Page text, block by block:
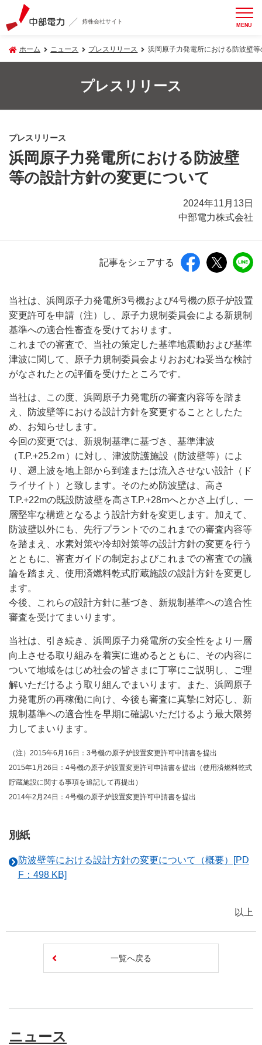
持株会社サイト MENU
ホーム ニュース プレスリリース 浜岡原子力発電所における防波壁
プレスリリース
プレスリリース
浜岡原子力発電所における防波壁
等の設計方針の変更について
2024年11月13日
中部電力株式会社
記事をシェアする
当社は、浜岡原子力発電所3号機および4号機の原子炉設置
変更許可を申請（注）し、原子力規制委員会による新規制
基準への適合性審査を受けております。
これまでの審査で、当社の策定した基準地震動および基準
津波に関して、原子力規制委員会よりおおむね妥当な検討
がなされたとの評価を受けたところです。
当社は、この度、浜岡原子力発電所の審査内容等を踏ま
え、防波壁等における設計方針を変更することとしたた
め、お知らせします。
今回の変更では、新規制基準に基づき、基準津波
（T.P.+25.2ｍ）に対し、津波防護施設（防波壁等）によ
り、遡上波を地上部から到達または流入させない設計（ド
ライサイト）と致します。そのため防波壁は、高さ
T.P.+22mの既設防波壁を高さT.P.+28mへとかさ上げし、一
層堅牢な構造となるよう設計方針を変更します。加えて、
防波壁以外にも、先行プラントでのこれまでの審査内容等
を踏まえ、水素対策や冷却対策等の設計方針の変更を行う
とともに、審査ガイドの制定およびこれまでの審査での議
論を踏まえ、使用済燃料乾式貯蔵施設の設計方針を変更し
ます。
今後、これらの設計方針に基づき、新規制基準への適合性
審査を受けてまいります。
当社は、引き続き、浜岡原子力発電所の安全性をより一層
向上させる取り組みを着実に進めるとともに、その内容に
ついて地域をはじめ社会の皆さまに丁寧にご説明し、ご理
解いただけるよう取り組んでまいります。また、浜岡原子
力発電所の再稼働に向け、今後も審査に真摯に対応し、新
規制基準への適合性を早期に確認いただけるよう最大限努
力してまいります。
（注）2015年6月16日：3号機の原子炉設置変更許可申請書を提出
2015年1月26日：4号機の原子炉設置変更許可申請書を提出
（使用済燃料乾式
貯蔵施設に関する事項を追記して再提出）
2014年2月24日：4号機の原子炉設置変更許可申請書を提出
別紙
防波壁等における設計方針の変更について（概要）[PD
F：498 KB]
以上
一覧へ戻る
ニュース